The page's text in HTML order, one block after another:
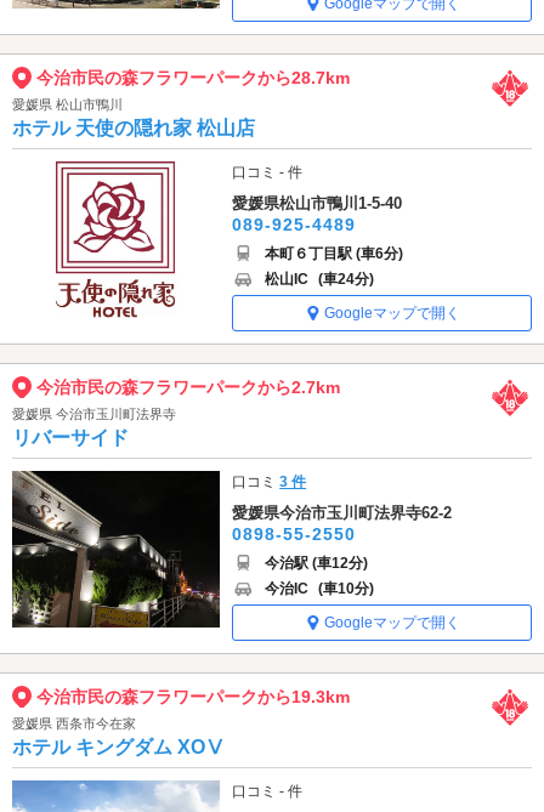
Googleマップで開く
今治市民の森フラワーパークから28.7km
愛媛県 松山市鴨川
ホテル 天使の隠れ家 松山店
口コミ - 件
愛媛県松山市鴨川1-5-40
089-925-4489
本町６丁目駅 (車6分)
松山IC (車24分)
Googleマップで開く
今治市民の森フラワーパークから2.7km
愛媛県 今治市玉川町法界寺
リバーサイド
口コミ3 件
愛媛県今治市玉川町法界寺62-2
0898-55-2550
今治駅 (車12分)
今治IC (車10分)
Googleマップで開く
今治市民の森フラワーパークから19.3km
愛媛県 西条市今在家
ホテル キングダム XOⅤ
口コミ - 件